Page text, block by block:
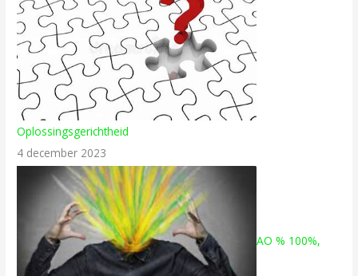
Oplossingsgerichtheid
4 december 2023
AO % 100%,